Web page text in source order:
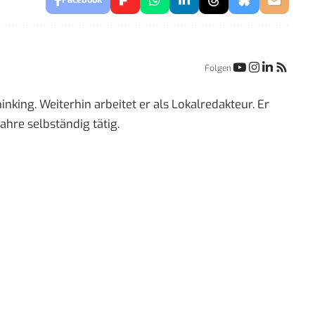
Folgen
Weiterhin arbeitet er als Lokalredakteur. Er
selbständig tätig.